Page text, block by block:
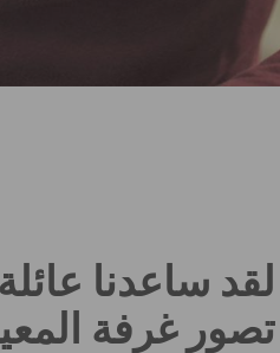
لقد ساعدنا
تصور غرفة